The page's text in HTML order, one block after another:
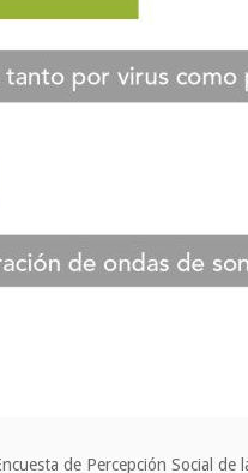
de Percepción Social